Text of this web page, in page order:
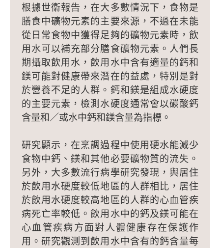
根據世衞報告，在大多數情況下，食物是
膳食中礦物元素的主要來源，不過在未能
從日常食物中獲得足夠的礦物元素時，飲
用水可以補充部分膳食礦物元素。人們長
期攝取飲用水，飲用水中含有適量的鈣和
鎂可能對健康帶來潛在的益處，特別是對
於營養不足的人群。鈣和鎂是組成水硬度
的主要元素，檢測水硬度通常會以碳酸鈣
含量和／或水中鈣和鎂含量為指標。
研究顯示，在烹調過程中使用硬水能減少
食物中鈣、鎂和其他必要礦物質的流失。
另外，大多數流行病學研究發現，與居住
於飲用水硬度較低地區的人群相比，居住
於飲用水硬度較高地區的人群的心血管疾
病死亡率較低。飲用水中的鈣及鎂可能在
心血管疾病方面對人體健康存在保護作
用。研究觀測到飲用水中含有的鈣含量每